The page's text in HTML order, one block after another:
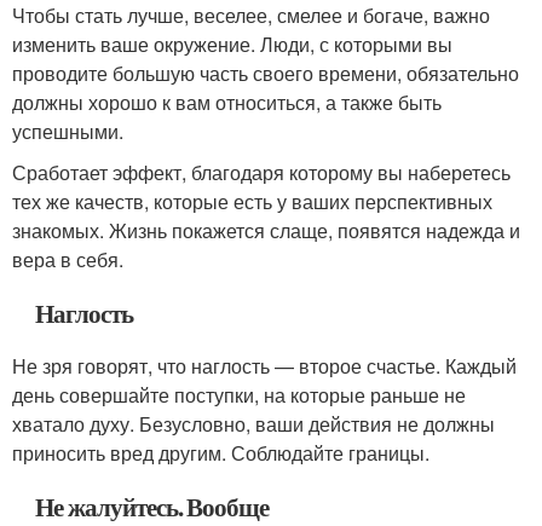
Чтобы стать лучше, веселее, смелее и богаче, важно
изменить ваше окружение. Люди, с которыми вы
проводите большую часть своего времени, обязательно
должны хорошо к вам относиться, а также быть
успешными.
Сработает эффект, благодаря которому вы наберетесь
тех же качеств, которые есть у ваших перспективных
знакомых. Жизнь покажется слаще, появятся надежда и
вера в себя.
Наглость
Не зря говорят, что наглость — второе счастье. Каждый
день совершайте поступки, на которые раньше не
хватало духу. Безусловно, ваши действия не должны
приносить вред другим. Соблюдайте границы.
Не жалуйтесь. Вообще